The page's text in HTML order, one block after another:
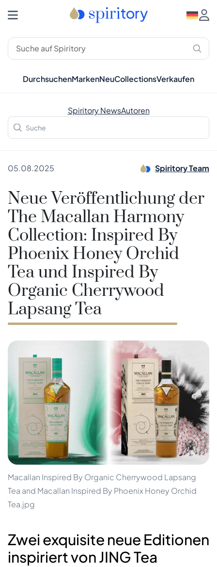
DurchsuchenMarkenNeuCollectionsVerkaufen
Spiritory NewsAutoren
05.08.2025 Spiritory Team
Neue Veröffentlichung der
The Macallan Harmony
Collection: Inspired By
Phoenix Honey Orchid
Tea und Inspired By
Organic Cherrywood
Lapsang Tea
Macallan Inspired By Organic Cherrywood Lapsang
Tea and Macallan Inspired By Phoenix Honey Orchid
Tea.jpg
Zwei exquisite neue Editionen
inspiriert von JING Tea